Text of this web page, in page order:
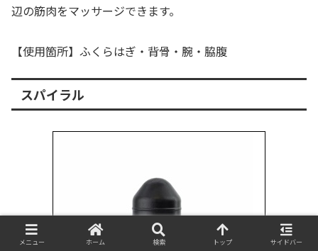
辺の筋肉をマッサージできます。
【使用箇所】ふくらはぎ・背骨・腕・脇腹
スパイラル
メニュー ホーム 検索 トップ サイドバー